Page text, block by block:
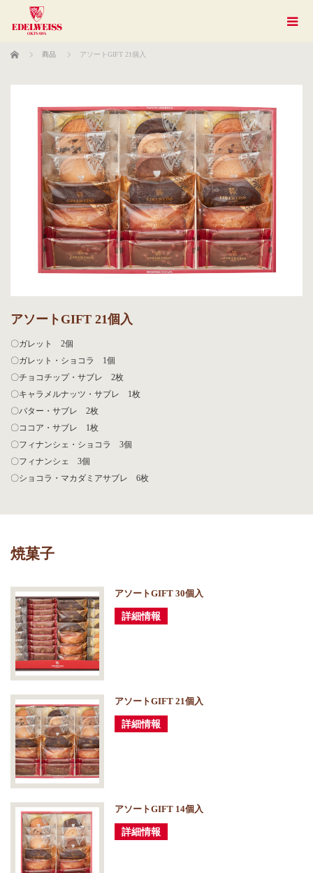
ホーム 商品 アソートGIFT 21個入
アソートGIFT 21個入
〇ガレット 2個
〇ガレット・ショコラ 1個
〇チョコチップ・サブレ 2枚
〇キャラメルナッツ・サブレ 1枚
〇バター・サブレ 2枚
〇ココア・サブレ 1枚
〇フィナンシェ・ショコラ 3個
〇フィナンシェ 3個
〇ショコラ・マカダミアサブレ 6枚
焼菓子
アソートGIFT 30個入
詳細情報
アソートGIFT 21個入
詳細情報
アソートGIFT 14個入
詳細情報